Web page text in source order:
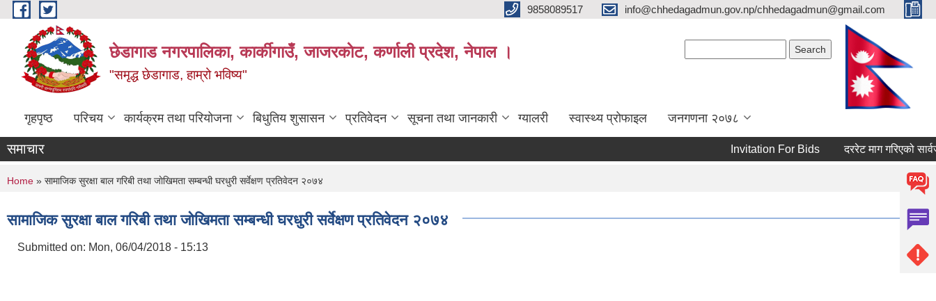
Skip to main content 9858089517 info@chhedagadmun.gov.np/chhedagadmun@gmail.com
छेडागाड नगरपालिका, कार्कीगाउँ, जाजरकाेट, कर्णाली प्रदेश, नेपाल ।
"समृद्ध छेडागाड, हाम्रो भविष्य"
गृहपृष्ठ परिचय कार्यक्रम तथा परियोजना बिधुतिय शुसासन प्रतिवेदन सूचना तथा जानकारी ग्यालरी स्वास्थ्य प्रोफाइल जनगणना २०७८
समाचार Invitation For Bids दररेट माग गरिएको
You are here
Home » सामाजिक सुरक्षा बाल गरिबी तथा जाेखिमता सम्बन्धी घरधुरी सर्वेक्षण प्रतिवेदन २०७४
सामाजिक सुरक्षा बाल गरिबी तथा जाेखिमता सम्बन्धी घरधुरी सर्वेक्षण प्रतिवेदन २०७४
Submitted on: Mon, 06/04/2018 - 15:13